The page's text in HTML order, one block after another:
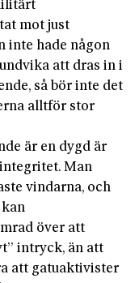
mot just
inte hade någon
att dras in i
så bör inte det
alltför stor
är en dygd är
Man
vindarna, och
över att
intryck, än att
att gatuaktivister